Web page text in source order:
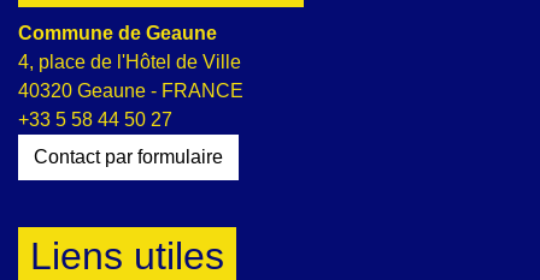
Commune de Geaune
4, place de l'Hôtel de Ville
40320 Geaune - FRANCE
+33 5 58 44 50 27
Contact par formulaire
Liens utiles